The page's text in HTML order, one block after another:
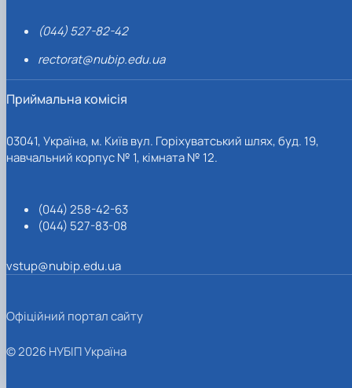
(044) 527-82-42
rectorat@nubip.edu.ua
Приймальна комісія
03041, Україна, м. Київ вул. Горіхуватський шлях, буд. 19,
навчальний корпус № 1, кімната № 12.
(044) 258-42-63
(044) 527-83-08
vstup@nubip.edu.ua
Офіційний портал сайту
© 2026 НУБІП Україна